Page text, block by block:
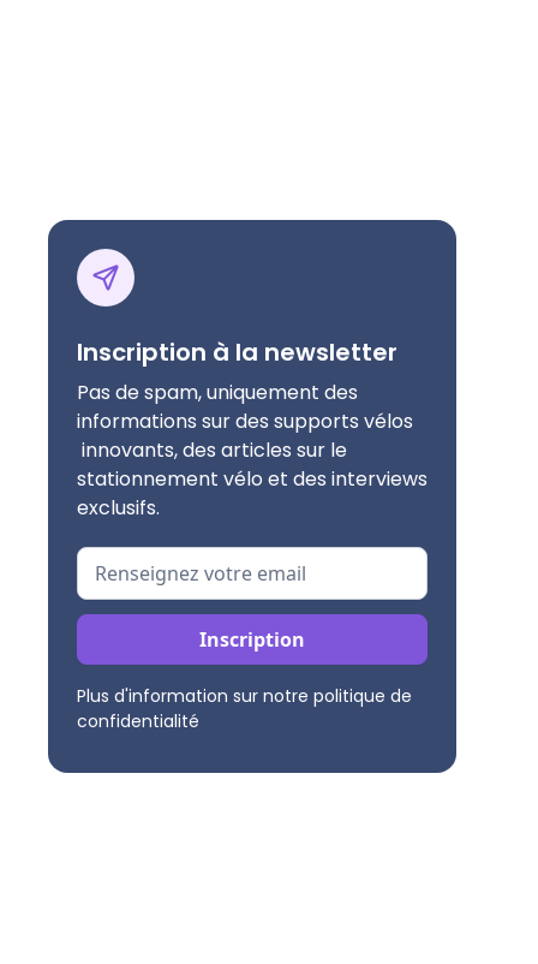
Inscription à la newsletter
Pas de spam, uniquement des
informations sur des supports vélos
innovants, des articles sur le
stationnement vélo et des interviews
exclusifs.
Plus d'information sur notre politique de
confidentialité